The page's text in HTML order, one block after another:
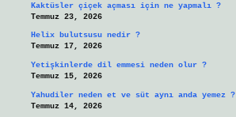
Kaktüsler çiçek açması için ne yapmalı ?
Temmuz 23, 2026
Helix bulutsusu nedir ?
Temmuz 17, 2026
Yetişkinlerde dil emmesi neden olur ?
Temmuz 15, 2026
Yahudiler neden et ve süt aynı anda yemez ?
Temmuz 14, 2026